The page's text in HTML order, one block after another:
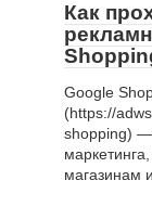
Как
Google
(https://
shopping) —
магазинам